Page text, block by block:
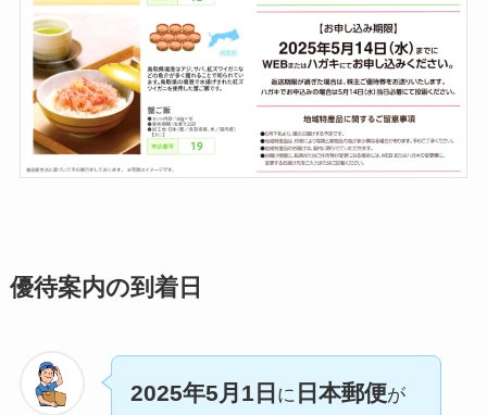
優待案内の到着日
2025年5月1日 に 日本郵便が